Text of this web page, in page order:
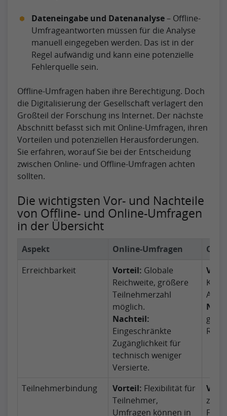
Dateneingabe und Datenanalyse– Offline-
Umfrageantworten müssen für die Analyse
manuell eingegeben werden. Das ist in der
Regel aufwändig und kann eine potenzielle
Fehlerquelle sein.
Offline-Umfragen haben ihre Berechtigung. Doch
die Digitalisierung der Gesellschaft verlagert den
Großteil der Forschung ins Internet. Der nächste
Abschnitt befasst sich mit Online-Umfragen, ihren
Vorteilen und potenziellen Herausforderungen.
Sie erfahren, worauf Sie bei der Entscheidung
zwischen Online- und Offline-Umfragen achten
sollten.
Die wichtigsten Vor- und Nachteile
von Offline- und Online-Umfragen
in der Übersicht
Aspekt Online-Umfragen
Erreichbarkeit
Vorteil: Globale
Reichweite, größere
Teilnehmerzahl
möglich.
Nachteil:
Eingeschränkte
Zugänglichkeit für
technisch weniger
Versierte.
Teilnehmerbindung Vorteil: Flexibilität für
Teilnehmer,
Umfragen können in
zur